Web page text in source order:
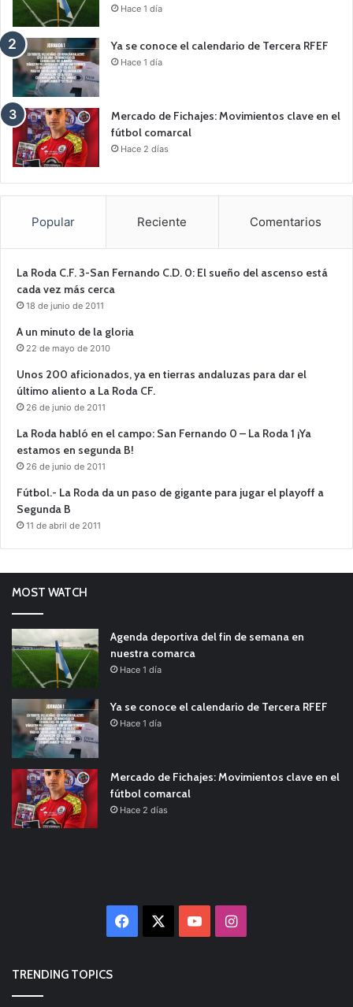
Hace 1 día
Ya se conoce el calendario de Tercera RFEF
Hace 1 día
Mercado de Fichajes: Movimientos clave en el
fútbol comarcal
Hace 2 días
Popular Reciente Comentarios
La Roda C.F. 3-San Fernando C.D. 0: El sueño del ascenso está
cada vez más cerca
18 de junio de 2011
A un minuto de la gloria
22 de mayo de 2010
Unos 200 aficionados, ya en tierras andaluzas para dar el
último aliento a La Roda CF.
26 de junio de 2011
La Roda habló en el campo: San Fernando 0 – La Roda 1 ¡Ya
estamos en segunda B!
26 de junio de 2011
Fútbol.- La Roda da un paso de gigante para jugar el playoff a
Segunda B
11 de abril de 2011
MOST WATCH
Agenda deportiva del fin de semana en
nuestra comarca
Hace 1 día
Ya se conoce el calendario de Tercera RFEF
Hace 1 día
Mercado de Fichajes: Movimientos clave en el
fútbol comarcal
Hace 2 días
Facebook YouTubeInstagram
TRENDING TOPICS